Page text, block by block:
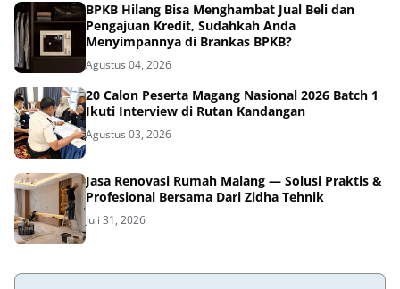
BPKB Hilang Bisa Menghambat Jual Beli dan
Pengajuan Kredit, Sudahkah Anda
Menyimpannya di Brankas BPKB?
Agustus 04, 2026
20 Calon Peserta Magang Nasional 2026 Batch 1
Ikuti Interview di Rutan Kandangan
Agustus 03, 2026
Jasa Renovasi Rumah Malang — Solusi Praktis &
Profesional Bersama Dari Zidha Tehnik
Juli 31, 2026